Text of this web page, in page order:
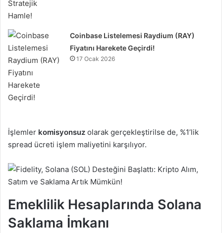
Coinbase Listelemesi Raydium (RAY)
Fiyatını Harekete Geçirdi!
17 Ocak 2026
İşlemler komisyonsuz olarak gerçekleştirilse de, %1’lik
spread ücreti işlem maliyetini karşılıyor.
Emeklilik Hesaplarında Solana
Saklama İmkanı